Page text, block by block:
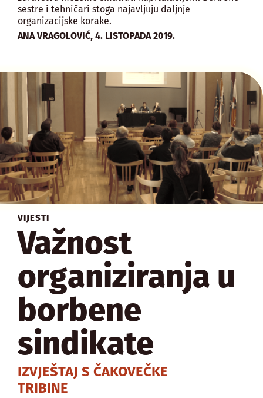
sestre i tehničari stoga najavljuju daljnje
organizacijske korake.
ANA VRAGOLOVIĆ, 4. LISTOPADA 2019.
VIJESTI
Važnost
organiziranja u
borbene
sindikate
IZVJEŠTAJ S ČAKOVEČKE
TRIBINE